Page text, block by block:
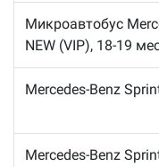
Микроавтобус
NEW (VIP), 18-19
Mercedes-Benz
Mercedes-Benz